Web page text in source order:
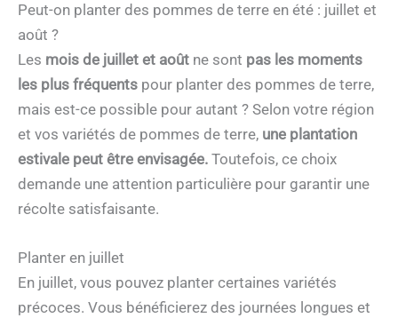
Peut-on planter des pommes de terre en été : juillet et
août ?
Les mois de juillet et août ne sont pas les moments
les plus fréquents pour planter des pommes de terre,
mais est-ce possible pour autant ? Selon votre région
et vos variétés de pommes de terre, une plantation
estivale peut être envisagée. Toutefois, ce choix
demande une attention particulière pour garantir une
récolte satisfaisante.
Planter en juillet
En juillet, vous pouvez planter certaines variétés
précoces. Vous bénéficierez des journées longues et